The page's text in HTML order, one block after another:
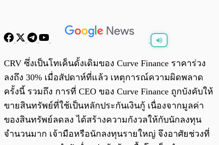
พร้อมเล่น 0:00
CRV ซึ่งเป็นโทเค็นดั้งเดิมของ Curve Finance ราคาร่วง
ลงถึง 30% เมื่อสัปดาห์ที่แล้ว เหตุการณ์ความผิดพลาด
ครั้งนี้ รวมถึง การที่ CEO ของ Curve Finance ถูกบังคับให้
ขายสินทรัพย์ที่ใช้เป็นหลักประกันเงินกู้ เนื่องจากมูลค่า
ของสินทรัพย์ลดลง ได้สร้างความกังวลให้กับนักลงทุน
จำนวนมาก เจ้ามือหรือนักลงทุนรายใหญ่ จึงอาศัยช่วงที่